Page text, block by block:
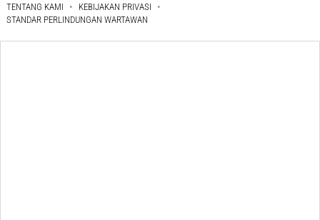
TENTANG KAMI
KEBIJAKAN PRIVASI
STANDAR PERLINDUNGAN WARTAWAN